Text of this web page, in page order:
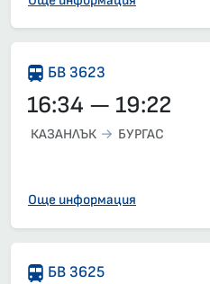
БВ 3623
16:34 — 19:22
КАЗАНЛЪК БУРГАС
Още информация
БВ 3625